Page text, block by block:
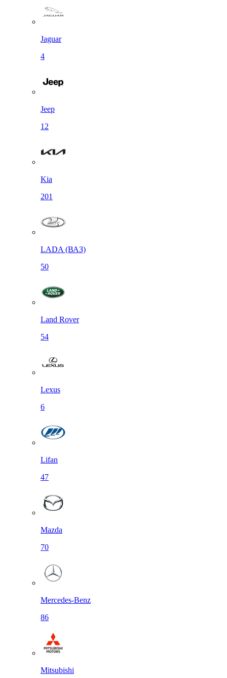
Jaguar
4
Jeep
12
Kia
201
LADA (ВАЗ)
50
Land Rover
54
Lexus
6
Lifan
47
Mazda
70
Mercedes-Benz
86
Mitsubishi